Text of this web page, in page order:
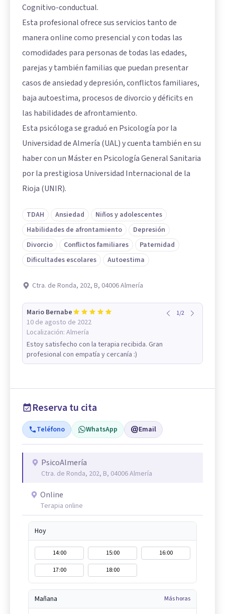
Cognitivo-conductual.
Esta profesional ofrece sus servicios tanto de
manera online como presencial y con todas las
comodidades para personas de todas las edades,
parejas y también familias que puedan presentar
casos de ansiedad y depresión, conflictos familiares,
baja autoestima, procesos de divorcio y déficits en
las habilidades de afrontamiento.
Esta psicóloga se graduó en Psicología por la
Universidad de Almería (UAL) y cuenta también en su
haber con un Máster en Psicología General Sanitaria
por la prestigiosa Universidad Internacional de la
Rioja (UNIR).
TDAH Ansiedad
Niños y adolescentes
Habilidades de afrontamiento
Depresión
Divorcio
Conflictos familiares
Paternidad
Dificultades escolares
Autoestima
Ctra. de Ronda, 202, B, 04006 Almería
Mario Bernabe
10 de agosto de 2022
Localización: Almería
1/2
Estoy satisfecho con la terapia recibida. Gran
profesional con empatía y cercanía :)
Reserva tu cita
Teléfono WhatsApp Email
PsicoAlmería
Ctra. de Ronda, 202, B, 04006 Almería
Online
Terapia online
Hoy
14:00 15:00
16:00
17:00
18:00
Mañana Más horas